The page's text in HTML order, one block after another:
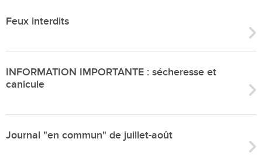
Feux interdits
INFORMATION IMPORTANTE : sécheresse et
canicule
Journal "en commun" de juillet-août